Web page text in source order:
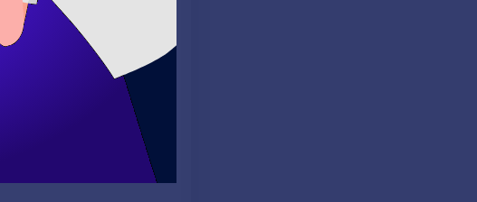
yardımcı
sağlar.
göre çalışarak daha
yapmak faydalı